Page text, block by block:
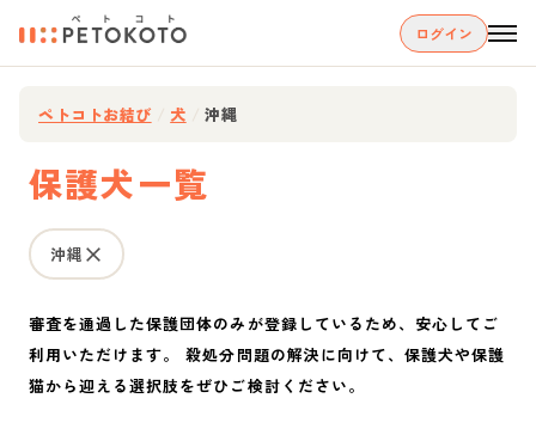
ログイン
ペトコトお結び 犬 沖縄
保護犬一覧
沖縄
審査を通過した保護団体のみが登録しているため、安心してご
利用いただけます。 殺処分問題の解決に向けて、保護犬や保護
猫から迎える選択肢をぜひご検討ください。